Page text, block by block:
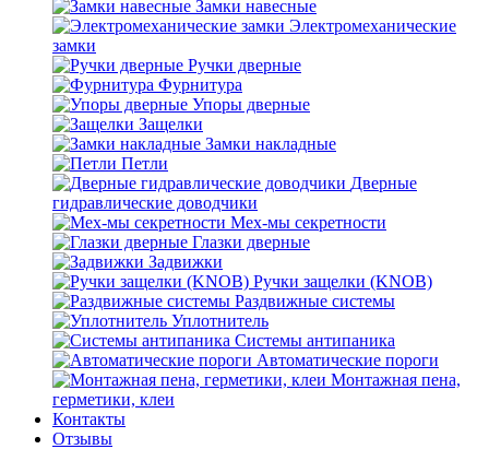
Замки навесные
Электромеханические
замки
Ручки дверные
Фурнитура
Упоры дверные
Защелки
Замки накладные
Петли
Дверные
гидравлические доводчики
Мех-мы секретности
Глазки дверные
Задвижки
Ручки защелки (KNOB)
Раздвижные системы
Уплотнитель
Системы антипаника
Автоматические пороги
Монтажная пена,
герметики, клеи
Контакты
Отзывы